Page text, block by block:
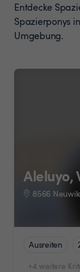
Entdecke
Spazierponys
Umgebung.
Aleluyo,
8566
Ausreiten
+4 weitere